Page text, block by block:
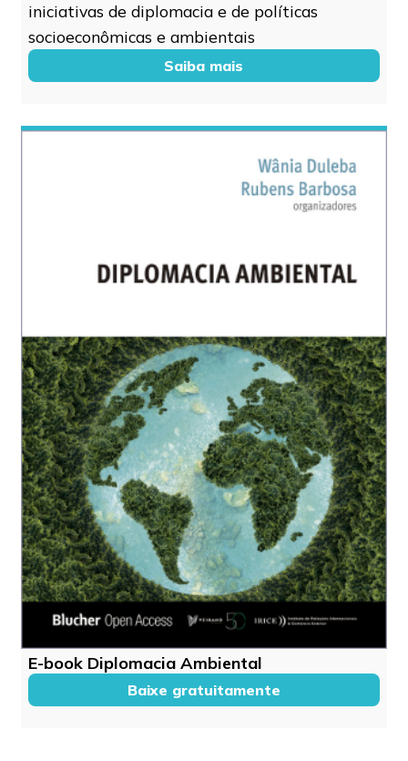
iniciativas de diplomacia e de políticas
socioeconômicas e ambientais
Saiba mais
E-book Diplomacia Ambiental
Baixe gratuitamente